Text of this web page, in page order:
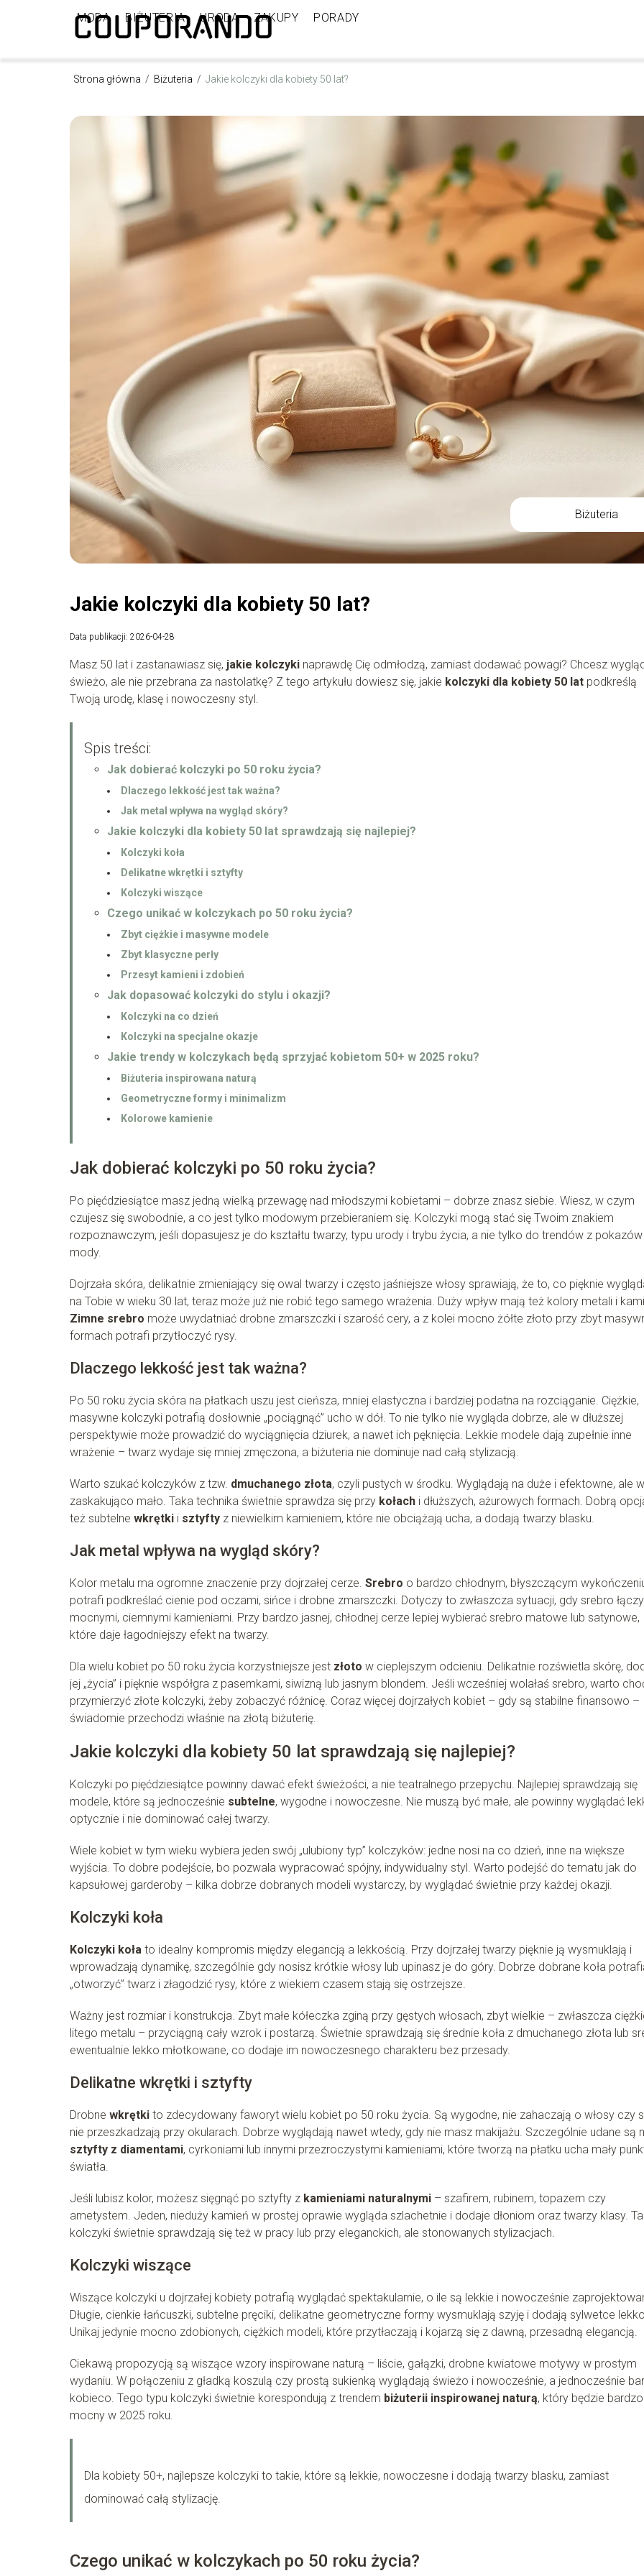
MODA BIŻUTERIA URODA ZAKUPY PORADY
Strona główna / Biżuteria / Jakie kolczyki dla kobiety 50 lat?
Biżuteria
Jakie kolczyki dla kobiety 50 lat?
Data publikacji: 2026-04-28
Masz 50 lat i zastanawiasz się, jakie kolczyki naprawdę Cię odmłodzą, zamiast dodawać powagi? Chcesz
świeżo, ale nie przebrana za nastolatkę? Z tego artykułu dowiesz się, jakie kolczyki dla kobiety 50 lat podkreślą
Twoją urodę, klasę i nowoczesny styl.
Spis treści:
Jak dobierać kolczyki po 50 roku życia?
Dlaczego lekkość jest tak ważna?
Jak metal wpływa na wygląd skóry?
Jakie kolczyki dla kobiety 50 lat sprawdzają się najlepiej?
Kolczyki koła
Delikatne wkrętki i sztyfty
Kolczyki wiszące
Czego unikać w kolczykach po 50 roku życia?
Zbyt ciężkie i masywne modele
Zbyt klasyczne perły
Przesyt kamieni i zdobień
Jak dopasować kolczyki do stylu i okazji?
Kolczyki na co dzień
Kolczyki na specjalne okazje
Jakie trendy w kolczykach będą sprzyjać kobietom 50+ w 2025 roku?
Biżuteria inspirowana naturą
Geometryczne formy i minimalizm
Kolorowe kamienie
Jak dobierać kolczyki po 50 roku życia?
Po pięćdziesiątce masz jedną wielką przewagę nad młodszymi kobietami – dobrze znasz siebie. Wiesz, w czym
czujesz się swobodnie, a co jest tylko modowym przebieraniem się. Kolczyki mogą stać się Twoim znakiem
rozpoznawczym, jeśli dopasujesz je do kształtu twarzy, typu urody i trybu życia, a nie tylko do trendów z pokazów
mody.
Dojrzała skóra, delikatnie zmieniający się owal twarzy i często jaśniejsze włosy sprawiają, że to, co pięknie
na Tobie w wieku 30 lat, teraz może już nie robić tego samego wrażenia. Duży wpływ mają też kolory metali i
Zimne srebro może uwydatniać drobne zmarszczki i szarość cery, a z kolei mocno żółte złoto przy zbyt
formach potrafi przytłoczyć rysy.
Dlaczego lekkość jest tak ważna?
Po 50 roku życia skóra na płatkach uszu jest cieńsza, mniej elastyczna i bardziej podatna na rozciąganie. Ciężkie,
masywne kolczyki potrafią dosłownie „pociągnąć” ucho w dół. To nie tylko nie wygląda dobrze, ale w dłuższej
perspektywie może prowadzić do wyciągnięcia dziurek, a nawet ich pęknięcia. Lekkie modele dają zupełnie inne
wrażenie – twarz wydaje się mniej zmęczona, a biżuteria nie dominuje nad całą stylizacją.
Warto szukać kolczyków z tzw. dmuchanego złota, czyli pustych w środku. Wyglądają na duże i efektowne, ale
zaskakująco mało. Taka technika świetnie sprawdza się przy kołach i dłuższych, ażurowych formach. Dobrą
też subtelne wkrętki i sztyfty z niewielkim kamieniem, które nie obciążają ucha, a dodają twarzy blasku.
Jak metal wpływa na wygląd skóry?
Kolor metalu ma ogromne znaczenie przy dojrzałej cerze. Srebro o bardzo chłodnym, błyszczącym
potrafi podkreślać cienie pod oczami, sińce i drobne zmarszczki. Dotyczy to zwłaszcza sytuacji, gdy srebro
mocnymi, ciemnymi kamieniami. Przy bardzo jasnej, chłodnej cerze lepiej wybierać srebro matowe lub satynowe,
które daje łagodniejszy efekt na twarzy.
Dla wielu kobiet po 50 roku życia korzystniejsze jest złoto w cieplejszym odcieniu. Delikatnie rozświetla skórę,
jej „życia” i pięknie współgra z pasemkami, siwizną lub jasnym blondem. Jeśli wcześniej wolałaś srebro, warto
przymierzyć złote kolczyki, żeby zobaczyć różnicę. Coraz więcej dojrzałych kobiet – gdy są stabilne finansowo –
świadomie przechodzi właśnie na złotą biżuterię.
Jakie kolczyki dla kobiety 50 lat sprawdzają się najlepiej?
Kolczyki po pięćdziesiątce powinny dawać efekt świeżości, a nie teatralnego przepychu. Najlepiej sprawdzają się
modele, które są jednocześnie subtelne, wygodne i nowoczesne. Nie muszą być małe, ale powinny wyglądać
optycznie i nie dominować całej twarzy.
Wiele kobiet w tym wieku wybiera jeden swój „ulubiony typ” kolczyków: jedne nosi na co dzień, inne na większe
wyjścia. To dobre podejście, bo pozwala wypracować spójny, indywidualny styl. Warto podejść do tematu jak do
kapsułowej garderoby – kilka dobrze dobranych modeli wystarczy, by wyglądać świetnie przy każdej okazji.
Kolczyki koła
Kolczyki koła to idealny kompromis między elegancją a lekkością. Przy dojrzałej twarzy pięknie ją wysmuklają i
wprowadzają dynamikę, szczególnie gdy nosisz krótkie włosy lub upinasz je do góry. Dobrze dobrane koła
„otworzyć” twarz i złagodzić rysy, które z wiekiem czasem stają się ostrzejsze.
Ważny jest rozmiar i konstrukcja. Zbyt małe kółeczka zginą przy gęstych włosach, zbyt wielkie – zwłaszcza
litego metalu – przyciągną cały wzrok i postarzą. Świetnie sprawdzają się średnie koła z dmuchanego złota lub
ewentualnie lekko młotkowane, co dodaje im nowoczesnego charakteru bez przesady.
Delikatne wkrętki i sztyfty
Drobne wkrętki to zdecydowany faworyt wielu kobiet po 50 roku życia. Są wygodne, nie zahaczają o włosy czy
nie przeszkadzają przy okularach. Dobrze wyglądają nawet wtedy, gdy nie masz makijażu. Szczególnie udane są
sztyfty z diamentami, cyrkoniami lub innymi przezroczystymi kamieniami, które tworzą na płatku ucha mały
światła.
Jeśli lubisz kolor, możesz sięgnąć po sztyfty z kamieniami naturalnymi – szafirem, rubinem, topazem czy
ametystem. Jeden, nieduży kamień w prostej oprawie wygląda szlachetnie i dodaje dłoniom oraz twarzy klasy.
kolczyki świetnie sprawdzają się też w pracy lub przy eleganckich, ale stonowanych stylizacjach.
Kolczyki wiszące
Wiszące kolczyki u dojrzałej kobiety potrafią wyglądać spektakularnie, o ile są lekkie i nowocześnie
Długie, cienkie łańcuszki, subtelne pręciki, delikatne geometryczne formy wysmuklają szyję i dodają sylwetce
Unikaj jedynie mocno zdobionych, ciężkich modeli, które przytłaczają i kojarzą się z dawną, przesadną elegancją.
Ciekawą propozycją są wiszące wzory inspirowane naturą – liście, gałązki, drobne kwiatowe motywy w prostym
wydaniu. W połączeniu z gładką koszulą czy prostą sukienką wyglądają świeżo i nowocześnie, a jednocześnie
kobieco. Tego typu kolczyki świetnie korespondują z trendem biżuterii inspirowanej naturą, który będzie bardzo
mocny w 2025 roku.
Dla kobiety 50+, najlepsze kolczyki to takie, które są lekkie, nowoczesne i dodają twarzy blasku, zamiast
dominować całą stylizację.
Czego unikać w kolczykach po 50 roku życia?